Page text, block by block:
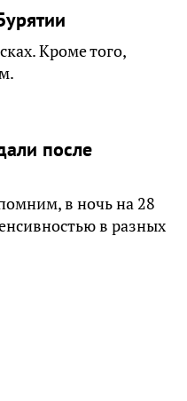
Кроме того,
после
в ночь на 28
в разных